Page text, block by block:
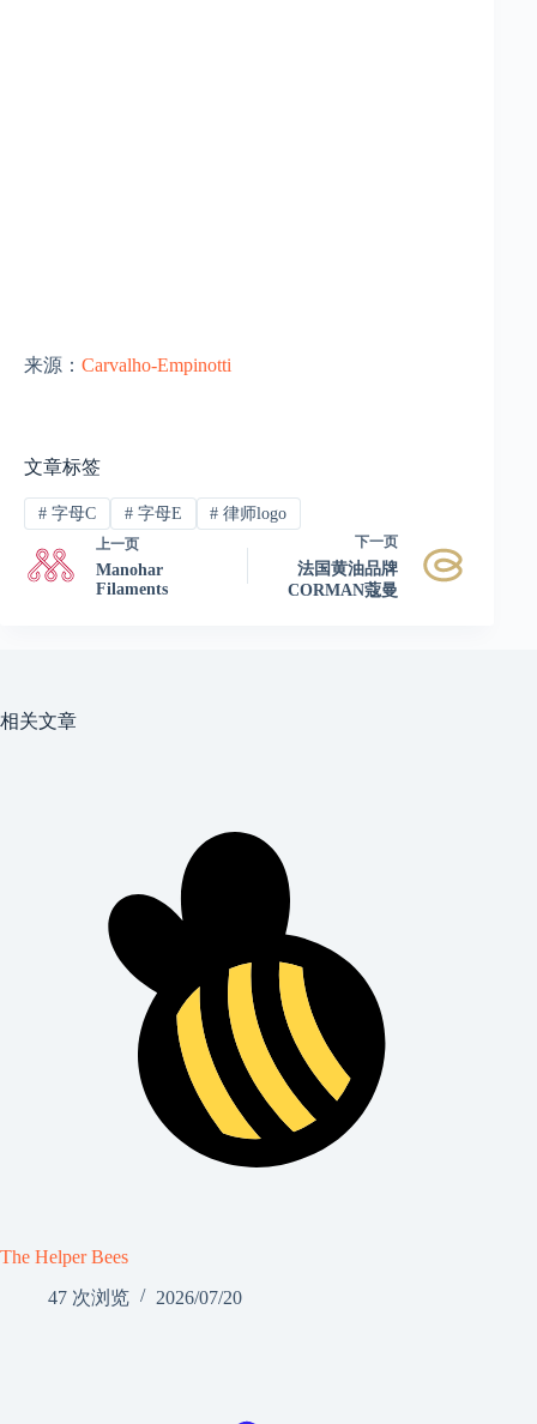
来源： Carvalho-Empinotti
文章标签
#字母C #字母E # 律师logo
上一页
Manohar
Filaments
下一页
法国黄油品牌
CORMAN蔻曼
相关文章
The Helper Bees
47 次浏览
2026/07/20